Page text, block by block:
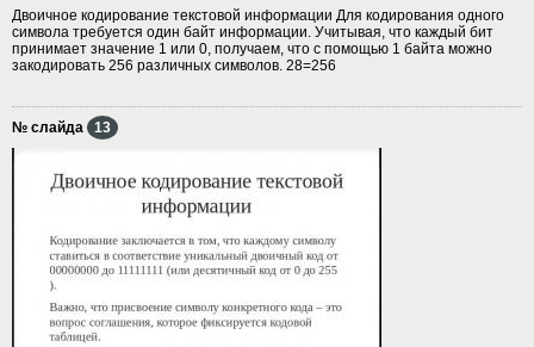
Двоичное кодирование текстовой информации Для кодирования одного
символа требуется один байт информации. Учитывая, что каждый бит
принимает значение 1 или 0, получаем, что с помощью 1 байта можно
закодировать 256 различных символов. 28=256
№ слайда 13